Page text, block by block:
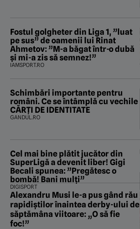
Fostul golgheter din Liga 1, ”luat
pe sus” de oamenii lui Rinat
Ahmetov: ”M-a băgat într-o dubă
și mi-a zis să semnez!”
IAMSPORT.RO
Schimbări importante pentru
români. Ce se întâmplă cu vechile
CĂRȚI DE IDENTITATE
GANDUL.RO
Cel mai bine plătit jucător din
SuperLigă a devenit liber! Gigi
Becali spunea: ”Pregătesc o
bombă! Bani mulți”
DIGISPORT
Alexandru Musi le-a pus gând rău
rapidiștilor înaintea derby-ului de
săptămâna viitoare: „O să fie
foc!”